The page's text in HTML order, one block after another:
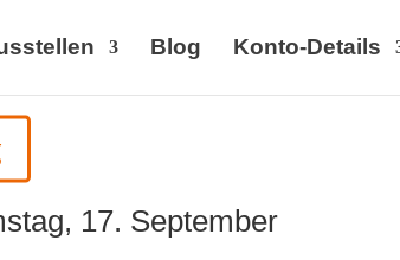
Blog Konto-Details
17. September